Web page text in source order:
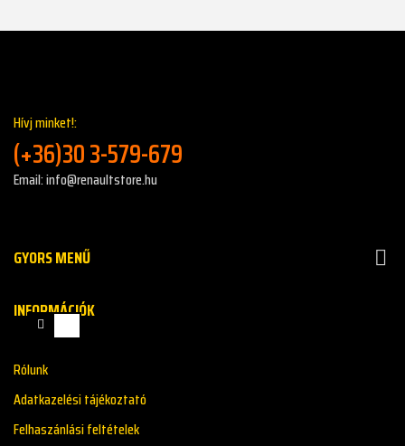
Hívj minket!:
(+36)30 3-579-679
Email: info@renaultstore.hu
GYORS MENŰ 
INFORMÁCIÓK
Rólunk
Adatkazelési tájékoztató
Felhaszánlási feltételek